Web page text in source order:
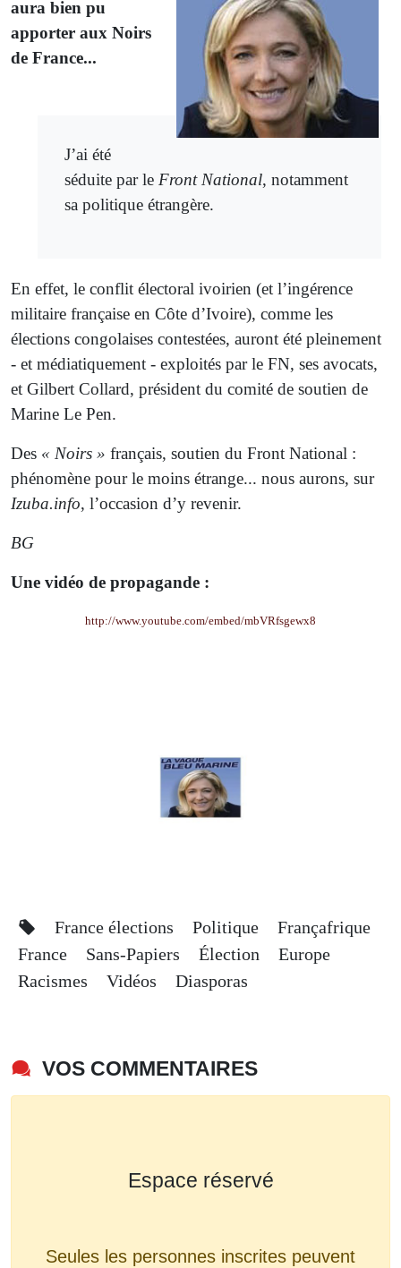
aura bien pu
apporter aux Noirs
de France...
J’ai été
séduite par le Front National, notamment
sa politique étrangère.
En effet, le conflit électoral ivoirien (et l’ingérence
militaire française en Côte d’Ivoire), comme les
élections congolaises contestées, auront été pleinement
- et médiatiquement - exploités par le FN, ses avocats,
et Gilbert Collard, président du comité de soutien de
Marine Le Pen.
Des « Noirs » français, soutien du Front National :
phénomène pour le moins étrange... nous aurons, sur
Izuba.info, l’occasion d’y revenir.
BG
Une vidéo de propagande :
http://www.youtube.com/embed/mbVRfsgewx8
France élections Politique
Françafrique
France
Sans-Papiers Élection
Europe
Racismes
Vidéos Diasporas
VOS COMMENTAIRES
Espace réservé
Seules les personnes inscrites peuvent